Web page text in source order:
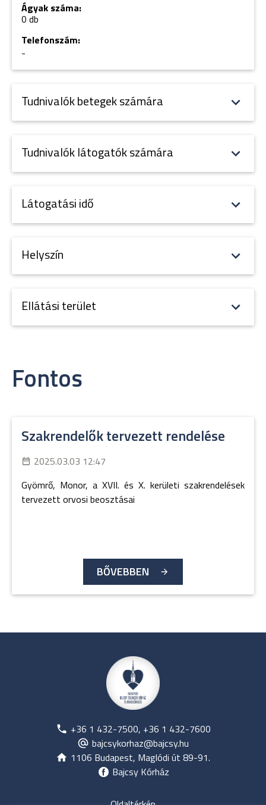
Ágyak száma:
0 db
Telefonszám:
-
Tudnivalók betegek számára
Tudnivalók látogatók számára
Látogatási idő
Helyszín
Ellátási terület
Fontos
Szakrendelők tervezett rendelése
2025.03.03 12:47
Gyömrő, Monor, a XVII. és X. kerületi szakrendelések
tervezett orvosi beosztásai
BŐVEBBEN
+36 1 432-7500, +36 1 432-7600
bajcsykorhaz@bajcsy.hu
1106 Budapest, Maglódi út 89-91.
Bajcsy Kórház